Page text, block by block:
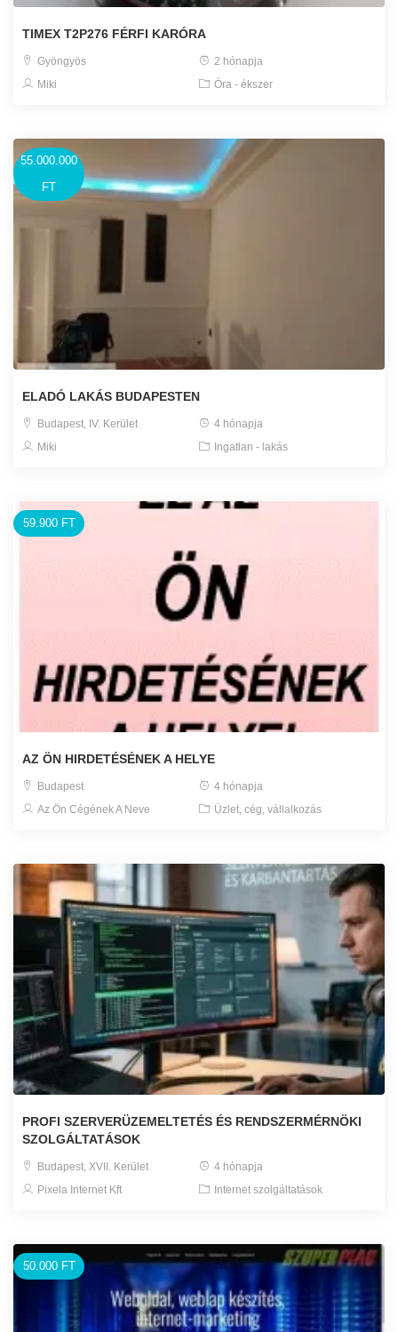
TIMEX T2P276 FÉRFI KARÓRA
Gyöngyös
2 hónapja
Miki
Óra - ékszer
55.000.000
FT
ELADÓ LAKÁS BUDAPESTEN
Budapest, IV. Kerület
4 hónapja
Miki
Ingatlan - lakás
59.900 FT
AZ ÖN HIRDETÉSÉNEK A HELYE
Budapest
4 hónapja
Az Ön Cégének A Neve
Üzlet, cég, vállalkozás
PROFI SZERVERÜZEMELTETÉS ÉS RENDSZERMÉRNÖKI
SZOLGÁLTATÁSOK
Budapest, XVII. Kerület
4 hónapja
Pixela Internet Kft
Internet szolgáltatások
50.000 FT